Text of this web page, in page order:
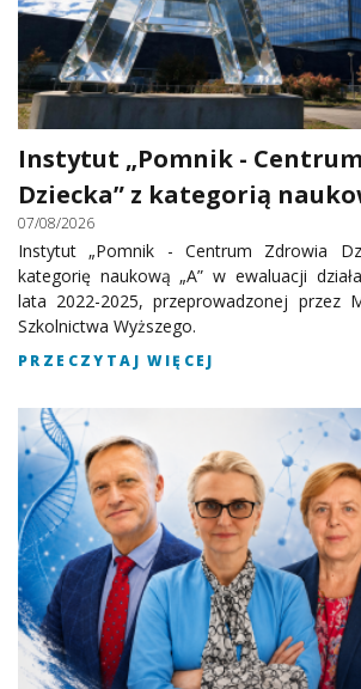
Instytut „Pomnik -
Dziecka” z kategorią
07/08/2026
Instytut „Pomnik - Centrum Zdrowia
kategorię naukową „A” w ewaluacji
lata 2022-2025, przeprowadzonej przez
Szkolnictwa Wyższego.
PRZECZYTAJ WIĘCEJ